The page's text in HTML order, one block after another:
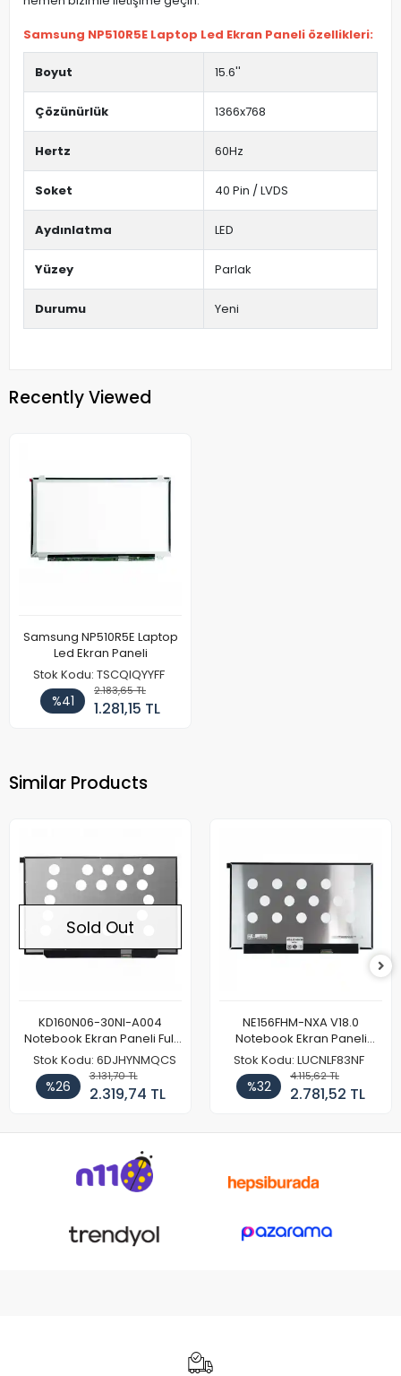
Samsung NP510R5E Laptop Led Ekran Paneli özellikleri:
Boyut 15.6''
Çözünürlük 1366x768
Hertz 60Hz
Soket 40 Pin / LVDS
Aydınlatma LED
Yüzey Parlak
Durumu Yeni
Recently Viewed
Samsung NP510R5E Laptop
Led Ekran Paneli
Stok Kodu: TSCQIQYYFF
%41
2.183,65 TL
1.281,15 TL
Similar Products
Sold Out
KD160N06-30NI-A004
Notebook Ekran Paneli Full
HD
Stok Kodu: 6DJHYNMQCS
%26
3.131,70 TL
2.319,74 TL
NE156FHM-NXA V18.0
Notebook Ekran Paneli
144Hz
Stok Kodu: LUCNLF83NF
%32
4.115,62 TL
2.781,52 TL